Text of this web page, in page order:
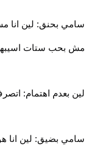
سامي بحنق: لين انا
مش بحب ستات
لين بعدم اهتمام:
سامي بضيق: لين انا